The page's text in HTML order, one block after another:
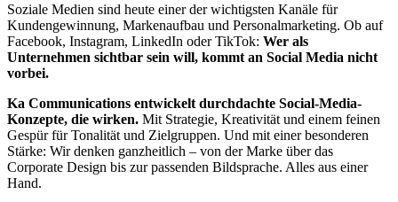
Soziale Medien sind heute einer der wichtigsten Kanäle für
Kundengewinnung, Markenaufbau und Personalmarketing. Ob auf
Facebook, Instagram, LinkedIn oder TikTok: Wer als
Unternehmen sichtbar sein will, kommt an Social Media nicht
vorbei.
Ka Communications entwickelt durchdachte Social-Media-
Konzepte, die wirken. Mit Strategie, Kreativität und einem feinen
Gespür für Tonalität und Zielgruppen. Und mit einer besonderen
Stärke: Wir denken ganzheitlich – von der Marke über das
Corporate Design bis zur passenden Bildsprache. Alles aus einer
Hand.